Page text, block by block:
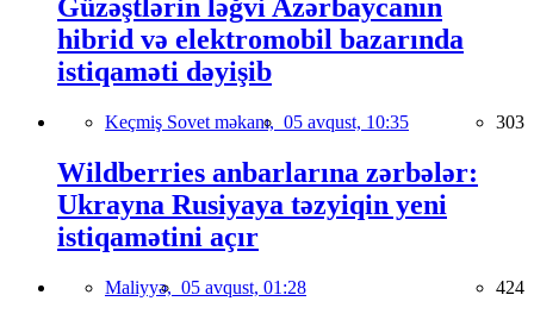
Güzəştlərin ləğvi Azərbaycanın
hibrid və elektromobil bazarında
istiqaməti dəyişib
Keçmiş Sovet məkanı, 05 avqust, 10:35 303
Wildberries anbarlarına zərbələr:
Ukrayna Rusiyaya təzyiqin yeni
istiqamətini açır
Maliyyə, 05 avqust, 01:28 424